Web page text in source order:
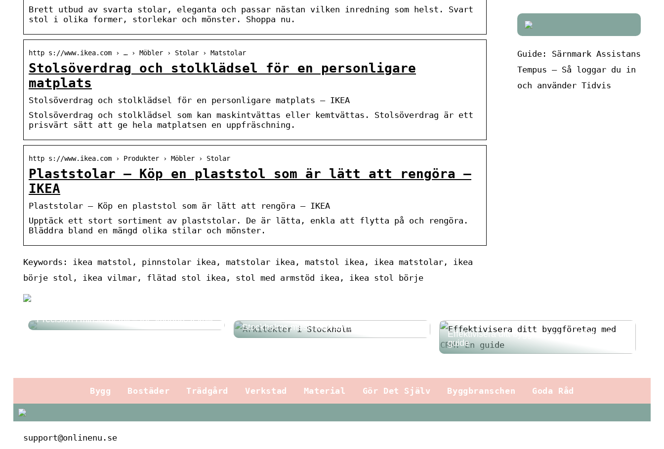
Brett utbud av svarta stolar, eleganta och passar nästan vilken inredning som helst. Svart
stol i olika former, storlekar och mönster. Shoppa nu.
http s://www.ikea.com › … › Möbler › Stolar › Matstolar
Stolsöverdrag och stolklädsel för en personligare
matplats
Stolsöverdrag och stolklädsel för en personligare matplats – IKEA
Stolsöverdrag och stolklädsel som kan maskintvättas eller kemtvättas. Stolsöverdrag är ett
prisvärt sätt att ge hela matplatsen en uppfräschning.
http s://www.ikea.com › Produkter › Möbler › Stolar
Plaststolar – Köp en plaststol som är lätt att rengöra –
IKEA
Plaststolar – Köp en plaststol som är lätt att rengöra – IKEA
Upptäck ett stort sortiment av plaststolar. De är lätta, enkla att flytta på och rengöra.
Bläddra bland en mängd olika stilar och mönster.
Keywords: ikea matstol, pinnstolar ikea, matstolar ikea, matstol ikea, ikea matstolar, ikea
börje stol, ikea vilmar, flätad stol ikea, stol med armstöd ikea, ikea stol börje
Guide: Särnmark Assistans
Tempus – Så loggar du in
och använder Tidvis
Precision i minsta detalj – för smartare teknik
Stockholms mest innovativa arkitekter 2025
Effektivisera ditt byggföretag med CRM: En
guide
Bygg Bostäder Trädgård Verkstad Material Gör Det Själv Byggbranschen Goda Råd
support@onlinenu.se